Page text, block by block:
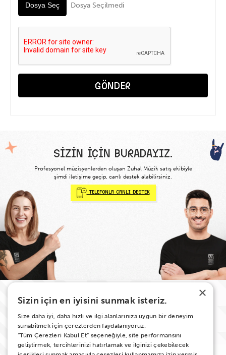
Dosya Seç Dosya Seçilmedi
GÖNDER
SİZİN İÇİN BURADAYIZ.
Profesyonel müzisyenlerden oluşan Zuhal Müzik satış ekibiyle
şimdi iletişime geçip, canlı destek alabilirsiniz.
Telefonla canlı destek
AYRINTILI BİLGİ VE DESTEK İÇİN;
info@zuhalmuzik.com
×
Sizin için en iyisini sunmak isteriz.
Size daha iyi, daha hızlı ve ilgi alanlarınıza uygun bir deneyim
sunabilmek için çerezlerden faydalanıyoruz.
“Tüm Çerezleri Kabul Et” seçeneğiyle, site performansını
geliştirmek, tercihlerinizi hatırlamak ve ilginizi çekebilecek